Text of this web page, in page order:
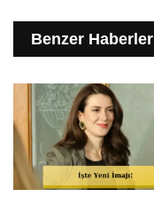
Benzer Haberler